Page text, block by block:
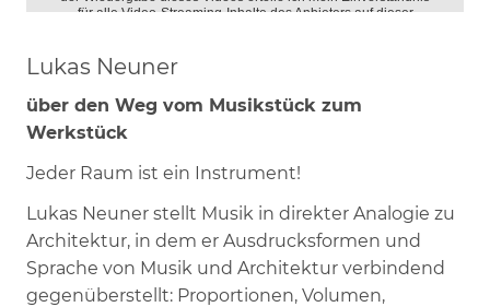
Lukas Neuner
über den Weg vom Musikstück zum
Werkstück
Jeder Raum ist ein Instrument!
Lukas Neuner stellt Musik in direkter Analogie zu
Architektur, in dem er Ausdrucksformen und
Sprache von Musik und Architektur verbindend
gegenüberstellt: Proportionen, Volumen,